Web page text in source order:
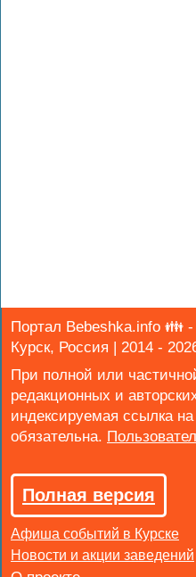
Портал Bebeshka.info 👪
Курск, Россия | 2014 -
При полной или
редакционных и
индексируемая ссылка
обязательна.
Полная версия
Афиша событий в Курске
Новости и акции заведений